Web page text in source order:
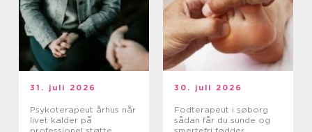
31. juli 2026
Psykoterapeut århus når
livet kalder på
30. juli 2026
Fodterapeut i søborg
sådan får du sunde og